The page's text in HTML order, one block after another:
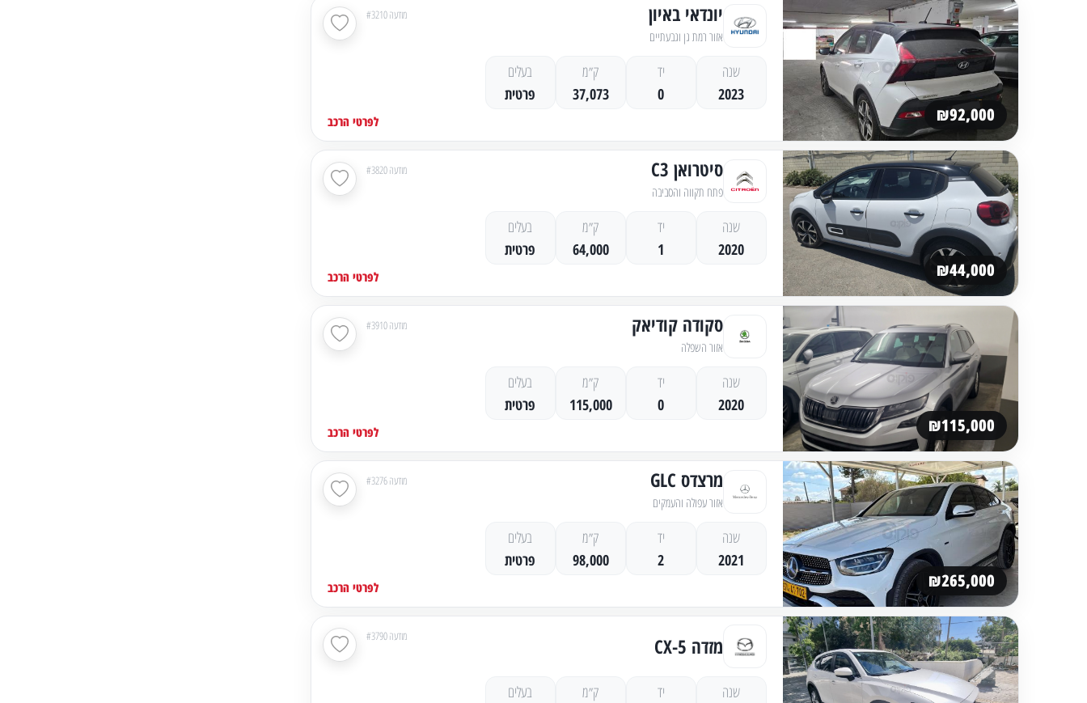
₪92,000
יונדאי באיון
אזור רמת גן וגבעתיים
מודעה #3210
שנה
2023
יד
0
ק״מ
37,073
בעלים
פרטית
לפרטי הרכב
₪44,000
סיטרואן C3
פתח תקווה והסביבה
מודעה #3820
שנה
2020
יד
1
ק״מ
64,000
בעלים
פרטית
לפרטי הרכב
₪115,000
סקודה קודיאק
אזור השפלה
מודעה #3910
שנה
2020
יד
0
ק״מ
115,000
בעלים
פרטית
לפרטי הרכב
₪265,000
מרצדס GLC
אזור עפולה והעמקים
מודעה #3276
שנה
2021
יד
2
ק״מ
98,000
בעלים
פרטית
לפרטי הרכב
מזדה CX-5 מודעה #3790
שנה
יד
ק״מ
בעלים